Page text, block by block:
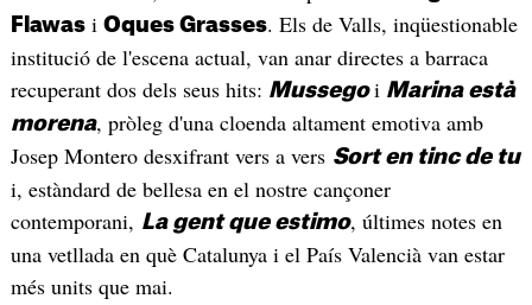
Flawasi Oques Grasses. Els de Valls, inqüestionable
institució de l'escena actual, van anar directes a barraca
recuperant dos dels seus hits: Mussegoi Marina està
morena, pròleg d'una cloenda altament emotiva amb
Josep Montero desxifrant vers a vers Sort en tinc de tu
i, estàndard de bellesa en el nostre cançoner
contemporani, La gent que estimo, últimes notes en
una vetllada en què Catalunya i el País Valencià van estar
més units que mai.